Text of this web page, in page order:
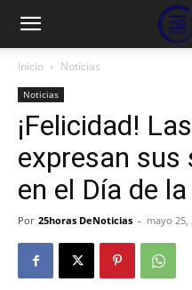
Inicio Noticias
Noticias
¡Felicidad!
expresan
en el Día de
Por 25horas DeNoticias - mayo 25,